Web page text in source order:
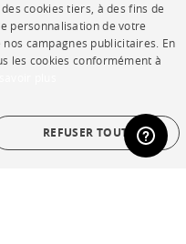
FRENCH
ENGLISH
SPANISH
cookies tiers, à des fins de
personnalisation de votre
campagnes publicitaires. En
les cookies conformément à
REFUSER TOUT